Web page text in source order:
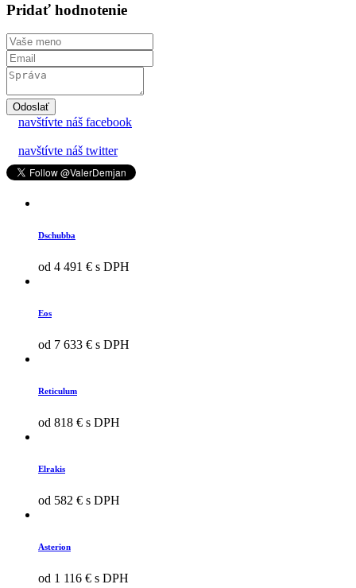
Pridať hodnotenie
Odoslať
navštívte náš facebook
navštívte náš twitter
Dschubba
od 4 491 € s DPH
Eos
od 7 633 € s DPH
Reticulum
od 818 € s DPH
Elrakis
od 582 € s DPH
Asterion
od 1 116 € s DPH